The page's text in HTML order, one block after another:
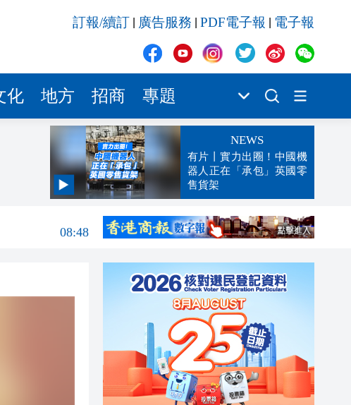
訂報/續訂 廣告服務 PDF電子報 電子報
化 地方 招商 專題
NEWS
有片丨實力出圈！中國機
器人正在「承包」英國零
售貨架
08:53
08:48
懷「豹